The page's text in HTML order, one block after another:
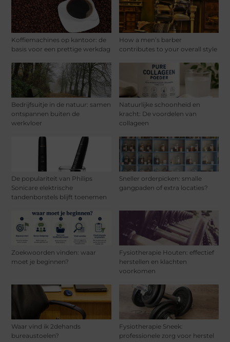
Koffiemachines op kantoor: de
basis voor een prettige werkdag
How a men’s barber
contributes to your overall style
Bedrijfsuitje in de natuur: samen
ontspannen buiten de
werkvloer
Natuurlijke schoonheid en
kracht: De voordelen van
collageen
De populariteit van Philips
Sonicare elektrische
tandenborstels blijft toenemen
Sneller orderpicken: smalle
gangpaden of extra locaties?
Zoekwoorden vinden: waar
moet je beginnen?
Fysiotherapie Houten: effectief
herstellen en klachten
voorkomen
Waar vind ik 2dehands
bureaustoelen?
Fysiotherapie Sneek:
professionele zorg voor herstel